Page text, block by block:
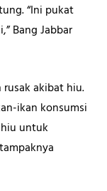
“Ini pukat
Bang Jabbar
akibat hiu.
ikan konsumsi
untuk